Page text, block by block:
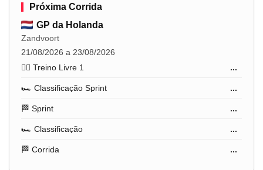
Próxima Corrida
GP da Holanda
Zandvoort
21/08/2026 a 23/08/2026
🏋️‍♂️ Treino Livre 1
...
🏎️ Classificação Sprint ...
🏁 Sprint ...
🏎️ Classificação ...
🏁 Corrida ...